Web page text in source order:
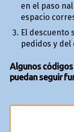
en el paso
espacio
El descuento
pedidos y
Algunos
puedan seguir